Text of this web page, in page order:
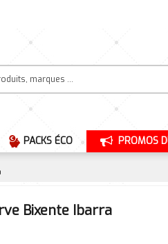
PACKS ÉCO PROMOS
Bixente Ibarra